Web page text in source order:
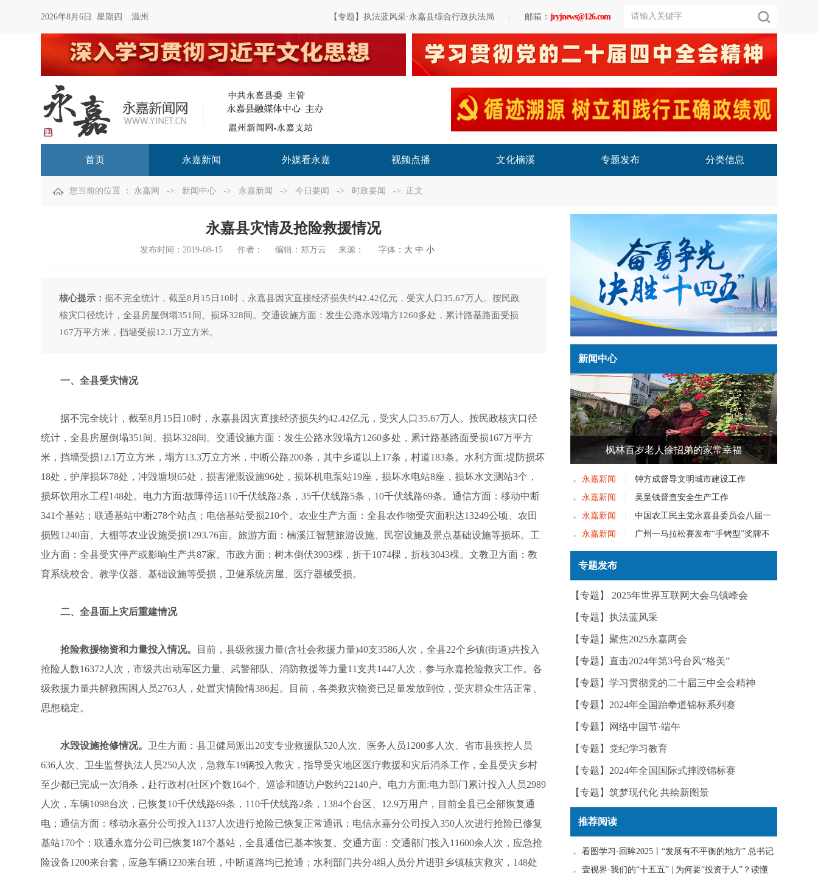
2026年8月6日 星期四 温州 【专题】执法蓝风采·永嘉县综合行政执法局 邮箱： jryjnews@126.com
首页 永嘉新闻 外媒看永嘉 视频点播 文化楠溪 专题发布 分类信息
您当前的位置 ： 永嘉网 -> 新闻中心 -> 永嘉新闻 -> 今日要闻 -> 时政要闻 -> 正文
永嘉县灾情及抢险救援情况
发布时间： 2019-08-15 作者： 编辑： 郑万云 来源： 字体： 大 中 小
核心提示： 据不完全统计，截至8月15日10时，永嘉县因灾直接经济损失约42.42亿元，受灾人口35.67万人。按民政
核灾口径统计，全县房屋倒塌351间、损坏328间。交通设施方面：发生公路水毁塌方1260多处，累计路基路面受损
167万平方米，挡墙受损12.1万立方米。
一、全县受灾情况
据不完全统计，截至8月15日10时，永嘉县因灾直接经济损失约42.42亿元，受灾人口35.67万人。按民政核灾口径
统计，全县房屋倒塌351间、损坏328间。交通设施方面：发生公路水毁塌方1260多处，累计路基路面受损167万平方
米，挡墙受损12.1万立方米，塌方13.3万立方米，中断公路200条，其中乡道以上17条，村道183条。水利方面:堤防损坏
18处，护岸损坏78处，冲毁塘坝65处，损害灌溉设施96处，损坏机电泵站19座，损坏水电站8座，损坏水文测站3个，
损坏饮用水工程148处。电力方面:故障停运110千伏线路2条，35千伏线路5条，10千伏线路69条。通信方面：移动中断
341个基站；联通基站中断278个站点；电信基站受损210个。农业生产方面：全县农作物受灾面积达13249公顷、农田
损毁1240亩、大棚等农业设施受损1293.76亩。旅游方面：楠溪江智慧旅游设施、民宿设施及景点基础设施等损坏。工
业方面：全县受灾停产或影响生产共87家。市政方面：树木倒伏3903棵，折干1074棵，折枝3043棵。文教卫方面：教
育系统校舍、教学仪器、基础设施等受损，卫健系统房屋、医疗器械受损。
二、全县面上灾后重建情况
抢险救援物资和力量投入情况。
目前，县级救援力量(含社会救援力量)40支3586人次，全县22个乡镇(街道)共投入
抢险人数16372人次，市级共出动军区力量、武警部队、消防救援等力量11支共1447人次，参与永嘉抢险救灾工作。各
级救援力量共解救围困人员2763人，处置灾情险情386起。目前，各类救灾物资已足量发放到位，受灾群众生活正常、
思想稳定。
水毁设施抢修情况。 卫生方面：县卫健局派出20支专业救援队520人次、医务人员1200多人次、省市县疾控人员
636人次、卫生监督执法人员250人次，急救车19辆投入救灾，指导受灾地区医疗救援和灾后消杀工作，全县受灾乡村
至少都已完成一次消杀，赴行政村(社区)个数164个、巡诊和随访户数约22140户。电力方面:电力部门累计投入人员2989
人次，车辆1098台次，已恢复10千伏线路69条，110千伏线路2条，1384个台区、12.9万用户，目前全县已全部恢复通
电；通信方面：移动永嘉分公司投入1137人次进行抢险已恢复正常通讯；电信永嘉分公司投入350人次进行抢险已修复
基站170个；联通永嘉分公司已恢复187个基站，全县通信已基本恢复。交通方面：交通部门投入11600余人次，应急抢
险设备1200来台套，应急车辆1230来台班，中断道路均已抢通；水利部门共分4组人员分片进驻乡镇核灾救灾，148处
新闻中心
枫林百岁老人徐招弟的家常幸福
永嘉新闻
钟方成督导文明城市建设工作
永嘉新闻
吴呈钱督查安全生产工作
永嘉新闻
中国农工民主党永嘉县委员会八届一
次党员大会召开
永嘉新闻
广州一马拉松赛发布“手铐型”奖牌不
实——今日辟谣（2025年12月25日）
专题发布
【专题】 2025年世界互联网大会乌镇峰会
【专题】执法蓝风采
【专题】聚焦2025永嘉两会
【专题】直击2024年第3号台风“格美”
【专题】学习贯彻党的二十届三中全会精神
【专题】2024年全国跆拳道锦标系列赛
【专题】网络中国节·端午
【专题】党纪学习教育
【专题】2024年全国国际式摔跤锦标赛
【专题】筑梦现代化 共绘新图景
推荐阅读
看图学习·回眸2025丨“发展有不平衡的地方” 总书记
一直惦念在心
壹视界·我们的“十五五” | 为何要“投资于人”？读懂